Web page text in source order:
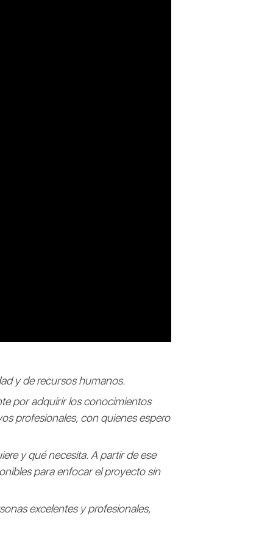
y de recursos humanos.
por adquirir los conocimientos
profesionales, con quienes espero
y qué necesita. A partir de ese
para enfocar el proyecto sin
excelentes y profesionales,